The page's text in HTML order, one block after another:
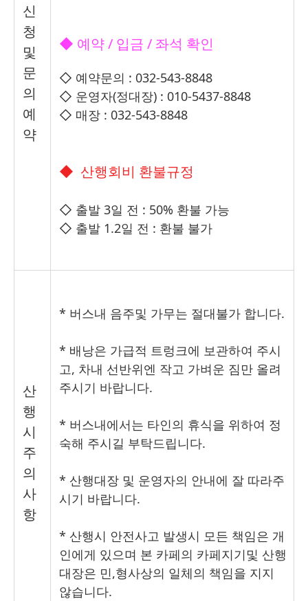
신
청
및
문
의
예
약
◆ 예약/ 입금 / 좌석 확인
◇ 예약문의 : 032-543-8848
◇ 운영자(정대장) : 010-5437-8848
◇ 매장 : 032-543-8848
◆ 산행회비 환불규정
◇ 출발 3일 전 : 50% 환불 가능
◇ 출발 1.2일 전 : 환불 불가
산
행
시
주
의
사
항
* 버스내 음주및 가무는 절대불가 합니다.
* 배낭은 가급적 트렁크에 보관하여 주시
고, 차내 선반위엔 작고 가벼운 짐만 올려
주시기 바랍니다.
* 버스내에서는 타인의 휴식을 위하여 정
숙해 주시길 부탁드립니다.
* 산행대장 및 운영자의 안내에 잘 따라주
시기 바랍니다.
* 산행시 안전사고 발생시 모든 책임은 개
인에게 있으며 본 카페의 카페지기및 산행
대장은 민,형사상의 일체의 책임을 지지
않습니다.